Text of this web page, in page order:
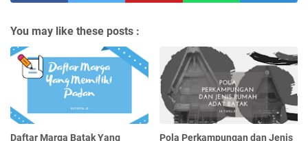
You may like these posts :
Daftar Marga Batak Yang
Pola Perkampungan dan Jenis